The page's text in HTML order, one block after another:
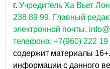
г. Учредитель Ха Вьет
238 89 99. Главный
электронной почты:
телефона: +7(960) 222 19
содержит материалы
информации с данного